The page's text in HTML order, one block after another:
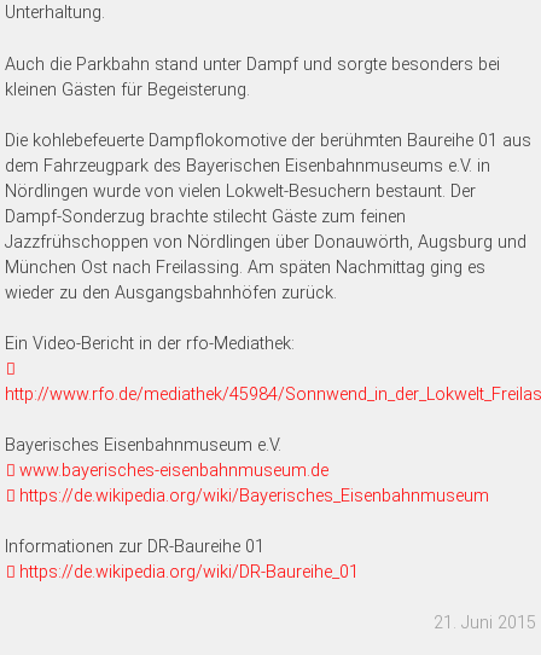
Unterhaltung.
Auch die Parkbahn stand unter Dampf und sorgte besonders bei
kleinen Gästen für Begeisterung.
Die kohlebefeuerte Dampflokomotive der berühmten Baureihe 01 aus
dem Fahrzeugpark des Bayerischen Eisenbahnmuseums e.V. in
Nördlingen wurde von vielen Lokwelt-Besuchern bestaunt. Der
Dampf-Sonderzug brachte stilecht Gäste zum feinen
Jazzfrühschoppen von Nördlingen über Donauwörth, Augsburg und
München Ost nach Freilassing. Am späten Nachmittag ging es
wieder zu den Ausgangsbahnhöfen zurück.
Ein Video-Bericht in der rfo-Mediathek:
http://www.rfo.de/mediathek/45984/
Bayerisches Eisenbahnmuseum e.V.
www.bayerisches-eisenbahnmuseum.de
https://de.wikipedia.org/wiki/Bayerisches_Eisenbahnmuseum
Informationen zur DR-Baureihe 01
https://de.wikipedia.org/wiki/DR-Baureihe_01
21. Juni 2015